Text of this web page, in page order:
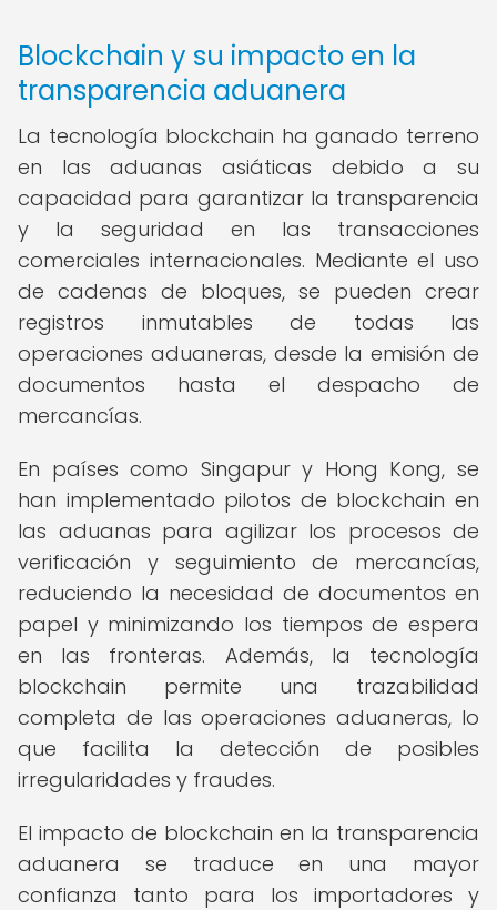
Blockchain y su impacto en la
transparencia aduanera
La tecnología blockchain ha ganado terreno
en las aduanas asiáticas debido a su
capacidad para garantizar la transparencia
y la seguridad en las transacciones
comerciales internacionales. Mediante el uso
de cadenas de bloques, se pueden crear
registros inmutables de todas las
operaciones aduaneras, desde la emisión de
documentos hasta el despacho de
mercancías.
En países como Singapur y Hong Kong, se
han implementado pilotos de blockchain en
las aduanas para agilizar los procesos de
verificación y seguimiento de mercancías,
reduciendo la necesidad de documentos en
papel y minimizando los tiempos de espera
en las fronteras. Además, la tecnología
blockchain permite una trazabilidad
completa de las operaciones aduaneras, lo
que facilita la detección de posibles
irregularidades y fraudes.
El impacto de blockchain en la transparencia
aduanera se traduce en una mayor
confianza tanto para los importadores y